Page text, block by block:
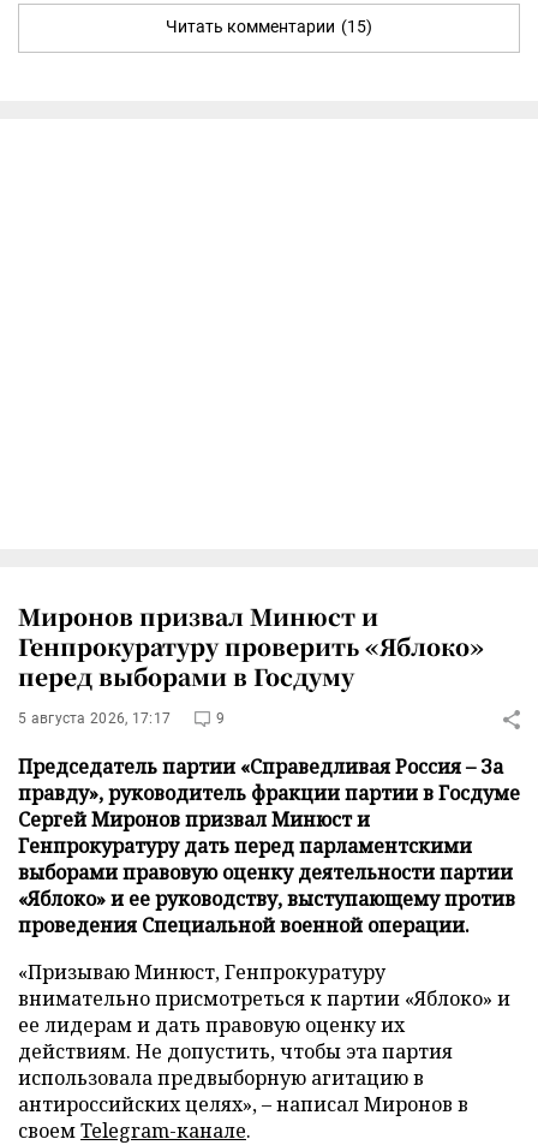
Читать комментарии (15)
Миронов призвал Минюст и
Генпрокуратуру проверить «Яблоко»
перед выборами в Госдуму
5 августа 2026, 17:17 9
Председатель партии «Справедливая Россия – За
правду», руководитель фракции партии в Госдуме
Сергей Миронов призвал Минюст и
Генпрокуратуру дать перед парламентскими
выборами правовую оценку деятельности партии
«Яблоко» и ее руководству, выступающему против
проведения Специальной военной операции.
«Призываю Минюст, Генпрокуратуру
внимательно присмотреться к партии «Яблоко» и
ее лидерам и дать правовую оценку их
действиям. Не допустить, чтобы эта партия
использовала предвыборную агитацию в
антироссийских целях», – написал Миронов в
своемTelegram-канале.